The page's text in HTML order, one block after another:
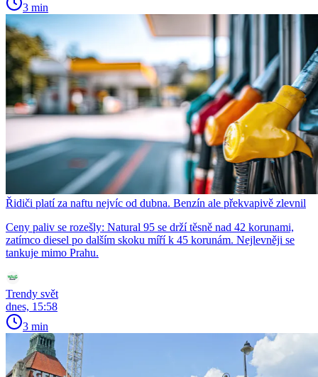
3 min
Řidiči platí za naftu nejvíc od dubna. Benzín ale překvapivě zlevnil
Ceny paliv se rozešly: Natural 95 se drží těsně nad 42 korunami,
zatímco diesel po dalším skoku míří k 45 korunám. Nejlevněji se
tankuje mimo Prahu.
Trendy svět
dnes, 15:58
3 min